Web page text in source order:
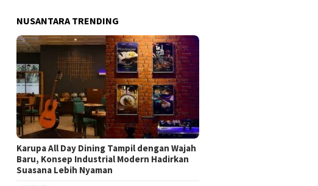
NUSANTARA TRENDING
Karupa All Day Dining Tampil dengan Wajah
Baru, Konsep Industrial Modern Hadirkan
Suasana Lebih Nyaman